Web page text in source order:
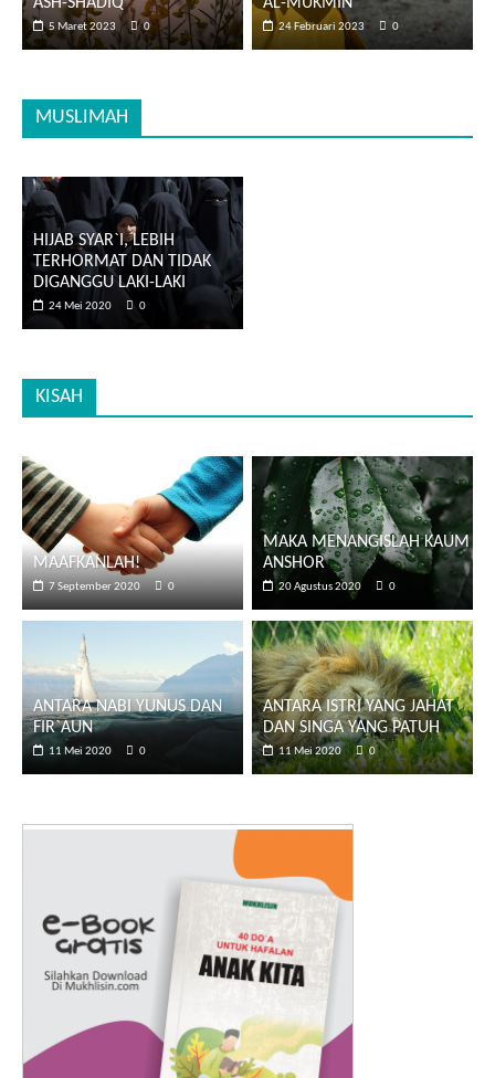
5 Maret 2023 0 24 Februari 2023 0
MUSLIMAH
HIJAB SYAR`I, LEBIH
TERHORMAT DAN TIDAK
DIGANGGU LAKI-LAKI
24 Mei 2020 0
KISAH
MAAFKANLAH!
7 September 2020 0
MAKA MENANGISLAH KAUM
ANSHOR
20 Agustus 2020 0
ANTARA NABI YUNUS DAN
FIR`AUN
11 Mei 2020 0
ANTARA ISTRI YANG JAHAT
DAN SINGA YANG PATUH
11 Mei 2020 0